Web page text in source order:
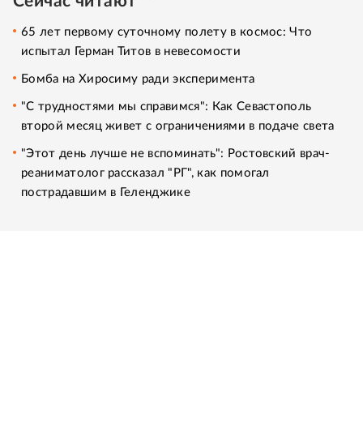
65 лет первому суточному полету в космос: Что
испытал Герман Титов в невесомости
Бомба на Хиросиму ради эксперимента
"С трудностями мы справимся": Как Севастополь
второй месяц живет с ограничениями в подаче света
"Этот день лучше не вспоминать": Ростовский врач-
реаниматолог рассказал "РГ", как помогал
пострадавшим в Геленджике